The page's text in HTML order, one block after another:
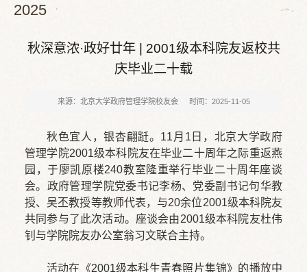
2025
秋深意浓·政好廿年 | 2001级本科院友返校共
庆毕业二十载
来源：北京大学政府管理学院校友会 时间：2025-11-05
秋色宜人，银杏翩跹。11月1日，北京大学政府
管理学院2001级本科院友在毕业二十周年之际重返燕
园，于廖凯原楼240教室隆重举行毕业二十周年座谈
会。政府管理学院党委书记李杨、党委副书记句华教
授、吴丕教授等教师代表，与20余位2001级本科院友
共同参与了此次活动。座谈会由2001级本科院友杜伟
钊与学院院友办公室翁习文联合主持。
活动在《2001级本科生青春照片集锦》的播放中